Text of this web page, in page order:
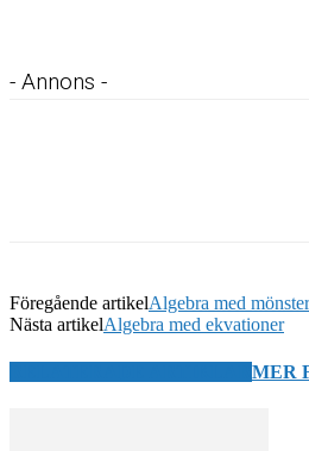
- Annons -
Föregående artikelAlgebra med
Nästa artikelAlgebra med ekvationer
MER